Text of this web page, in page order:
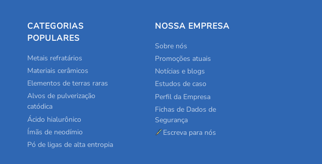
CATEGORIAS
POPULARES
Metais refratários
Materiais cerâmicos
Elementos de terras raras
Alvos de pulverização
catódica
Ácido hialurônico
Ímãs de neodímio
Pó de ligas de alta entropia
NOSSA EMPRESA
Sobre nós
Promoções atuais
Notícias e blogs
Estudos de caso
Perfil da Empresa
Fichas de Dados de
Segurança
Escreva para nós